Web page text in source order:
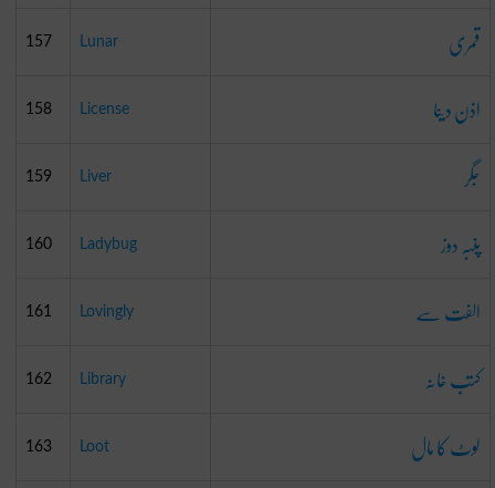
157 Lunar قمری
158 License اذن دینا
159 Liver جگر
160 Ladybug پَنبَہ دوز
161 Lovingly الفت سے
162 Library کتب خانہ
163 Loot لوٹ کا مال